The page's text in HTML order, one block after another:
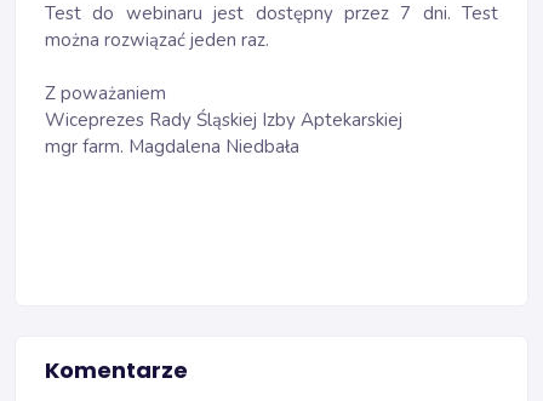
Test do webinaru jest dostępny przez 7 dni. Test
można rozwiązać jeden raz.
Z poważaniem
Wiceprezes Rady Śląskiej Izby Aptekarskiej
mgr farm. Magdalena Niedbała
Komentarze